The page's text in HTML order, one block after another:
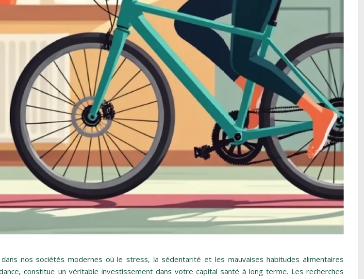
nos sociétés modernes où le stress, la sédentarité et les mauvaises habitudes alimentaires
constitue un véritable investissement dans votre capital santé à long terme. Les recherches